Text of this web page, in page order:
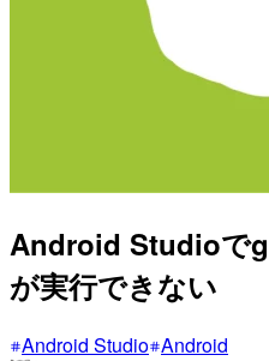
Android Studioで
が実行できない
Android Studio Android